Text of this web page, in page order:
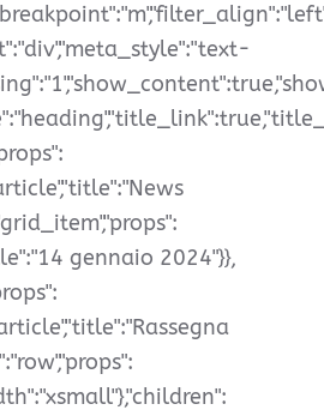
gennaio 2024"}},